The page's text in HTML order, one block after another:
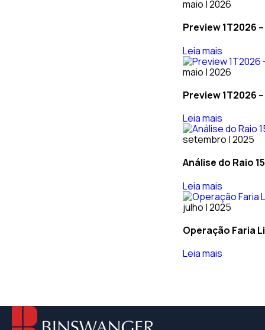
maio | 2026
Preview 1T2026
Leia mais
maio | 2026
Preview 1T2026
Leia mais
setembro | 2025
Análise do Raio
Leia mais
julho | 2025
Operação Faria
Leia mais